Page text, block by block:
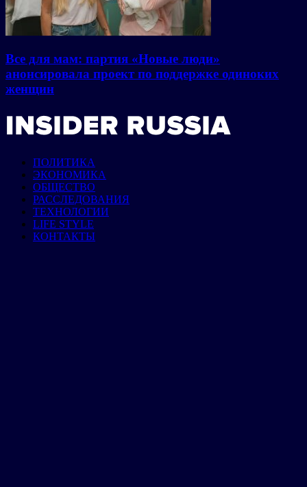
Все для мам: партия «Новые люди»
анонсировала проект по поддержке одиноких
женщин
ПОЛИТИКА
ЭКОНОМИКА
ОБЩЕСТВО
РАССЛЕДОВАНИЯ
ТЕХНОЛОГИИ
LIFE STYLE
КОНТАКТЫ